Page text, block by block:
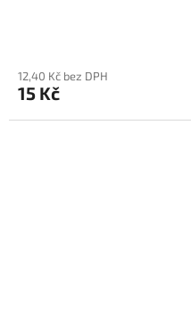
12,40 Kč bez DPH
15 Kč